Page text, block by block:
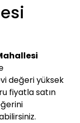
değeri yüksek
fiyatla satın